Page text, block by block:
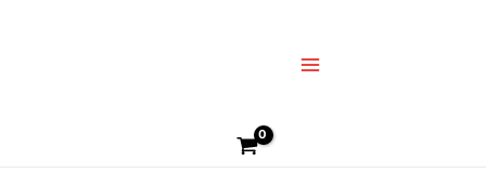
Menu
Buscar